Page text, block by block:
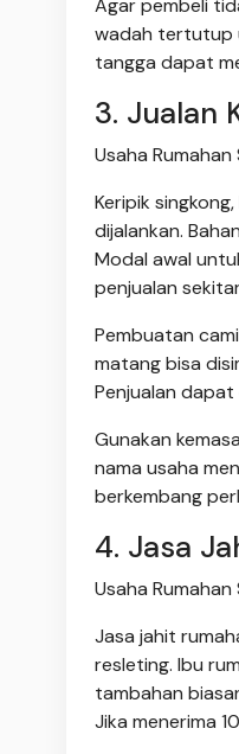
Agar pembeli
wadah tertutup
tangga dapat
3. Jualan
Usaha
Keripik
dijalankan.
Modal awal
penjualan
Pembuatan
matang bisa
Penjualan
Gunakan
nama usaha
berkembang
4. Jasa
Usaha
Jasa jahit
resleting. Ibu
tambahan
Jika menerima